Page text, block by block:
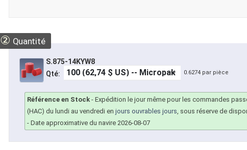
② Quantité
S.875-14KYW8
Qté: 0.6274 par pièce
Référence en Stock -Expédition le jour même pour les commandes
(HAC) du lundi au vendredi enjours ouvrables jours, sous réserve de
- Date approximative du navire 2026-08-07